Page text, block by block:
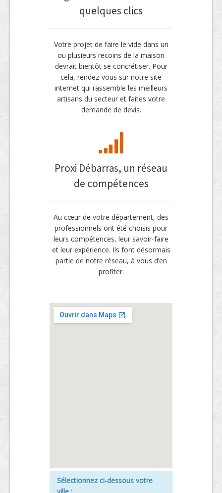
quelques clics
Votre projet de faire le vide dans un
ou plusieurs recoins de la maison
devrait bientôt se concrétiser. Pour
cela, rendez-vous sur notre site
internet qui rassemble les meilleurs
artisans du secteur et faites votre
demande de devis.
Proxi Débarras, un réseau
de compétences
Au cœur de votre département, des
professionnels ont été choisis pour
leurs compétences, leur savoir-faire
et leur expérience. Ils font désormais
partie de notre réseau, à vous d’en
profiter.
Sélectionnez ci-dessous votre